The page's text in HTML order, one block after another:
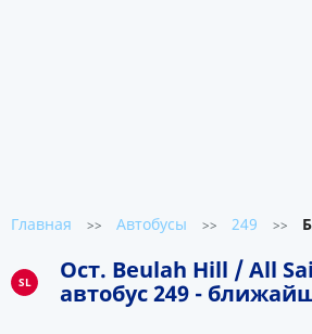
Главная >> Автобусы >> 249 >>
SL
Ост. Beulah Hill / All
автобус 249 -